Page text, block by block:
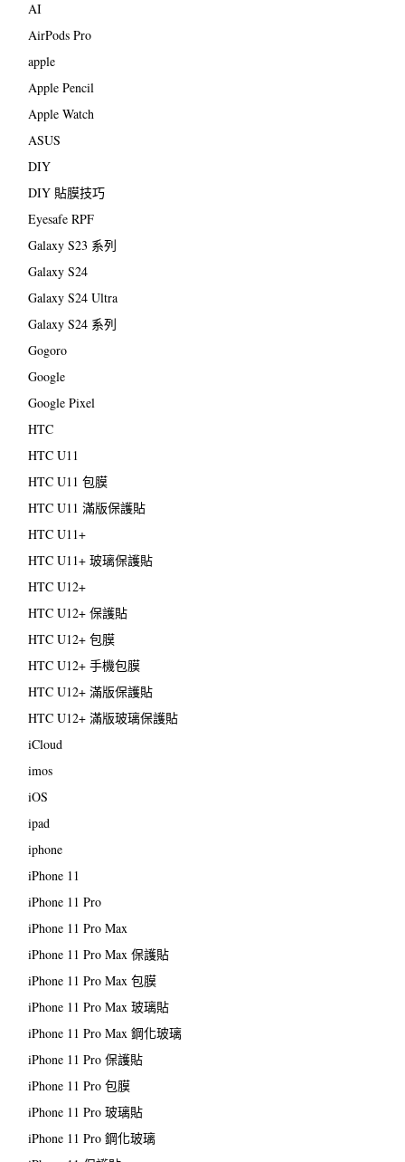
AI
AirPods Pro
apple
Apple Pencil
Apple Watch
ASUS
DIY
DIY 貼膜技巧
Eyesafe RPF
Galaxy S23 系列
Galaxy S24
Galaxy S24 Ultra
Galaxy S24 系列
Gogoro
Google
Google Pixel
HTC
HTC U11
HTC U11 包膜
HTC U11 滿版保護貼
HTC U11+
HTC U11+ 玻璃保護貼
HTC U12+
HTC U12+ 保護貼
HTC U12+ 包膜
HTC U12+ 手機包膜
HTC U12+ 滿版保護貼
HTC U12+ 滿版玻璃保護貼
iCloud
imos
iOS
ipad
iphone
iPhone 11
iPhone 11 Pro
iPhone 11 Pro Max
iPhone 11 Pro Max 保護貼
iPhone 11 Pro Max 包膜
iPhone 11 Pro Max 玻璃貼
iPhone 11 Pro Max 鋼化玻璃
iPhone 11 Pro 保護貼
iPhone 11 Pro 包膜
iPhone 11 Pro 玻璃貼
iPhone 11 Pro 鋼化玻璃